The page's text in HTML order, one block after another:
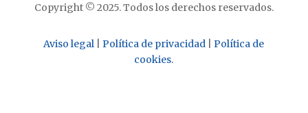
Copyright © 2025. Todos los derechos reservados.
Aviso legal |Política de privacidad
Política de
cookies.